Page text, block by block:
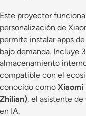
Este proyector
personalización de
permite instalar apps
bajo demanda. Incluye
almacenamiento
compatible con el
conocido como Xiaomi
Zhilian), el asistente de
en IA.